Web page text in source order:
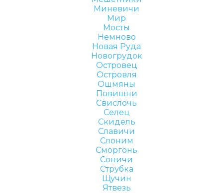
Миневичи
Мир
Мосты
Немново
Новая Руда
Новогрудок
Островец
Островля
Ошмяны
Повишни
Свислочь
Селец
Скидель
Славичи
Слоним
Сморгонь
Соничи
Струбка
Щучин
Ятвезь